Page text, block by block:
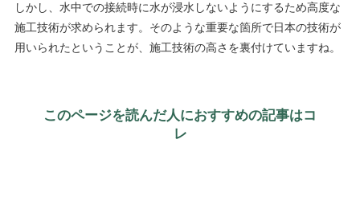
しかし、水中での接続時に水が浸水しないようにするため高度な
施工技術が求められます。そのような重要な箇所で日本の技術が
用いられたということが、施工技術の高さを裏付けていますね。
このページを読んだ人におすすめの記事はコ
レ